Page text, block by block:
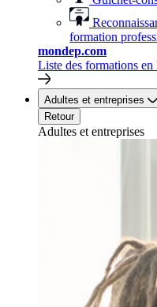
formation
mondep.com
Liste des formations en
Adultes et entreprises
Retour
Adultes et entreprises